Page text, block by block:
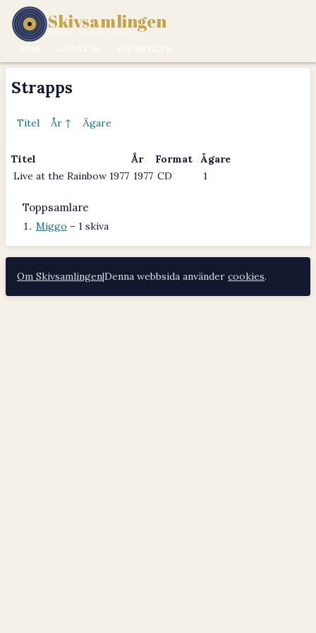
Skivsamlingen
MUSIK ÄR EN LIVSSTIL.
Strapps
Titel År ↑ Ägare
Titel År Format
Ägare
Live at the Rainbow 1977 1977 CD 1
Toppsamlare
Miggo – 1 skiva
Om Skivsamlingen|Denna webbsida använder cookies.